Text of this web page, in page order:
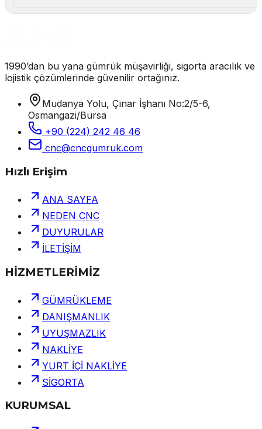
1990’dan bu yana gümrük müşavirliği, sigorta aracılık ve
lojistik çözümlerinde güvenilir ortağınız.
Mudanya Yolu, Çınar İşhanı No:2/5-6,
Osmangazi/Bursa
+90 (224) 242 46 46
cnc@cncgumruk.com
Hızlı Erişim
ANA SAYFA
NEDEN CNC
DUYURULAR
İLETİŞİM
HİZMETLERİMİZ
GÜMRÜKLEME
DANIŞMANLIK
UYUŞMAZLIK
NAKLİYE
YURT İÇİ NAKLİYE
SİGORTA
KURUMSAL